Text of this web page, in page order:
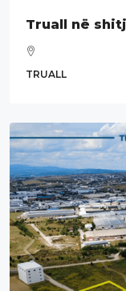
Truall në
TRUALL